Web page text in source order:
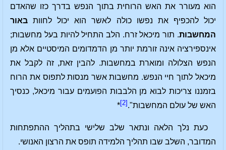
הוא מעורר את האש הרוחית בתוך הנפש בדרך כזו שהאדם
יכול להכפיף את נפשו כולה לאשר הוא יכול לחוות באור
המחשבות. תור מיכאל זרח. הלב התחיל להיות בעל מחשבות;
אינספירציה אינה זורמת יותר מן הדמדומים המיסטיים אלא מן
הנפש הצלולה ומוארת במחשבות. להבין זאת, זה לקבל את
מיכאל לתוך חיי הנפש. מחשבות אשר מנסות לתפוס את הרוח
בזמננו צריכות לבוא מן הלבבות הפועמים עבור מיכאל, כנסיך
האש של עולם המחשבות". [2]
*
כעת נלך הלאה ונתאר שלב שלישי בתהליך ההתפתחות
המדובר, השלב שבו תהליך הלמידה תופס את הרצון האנושי.